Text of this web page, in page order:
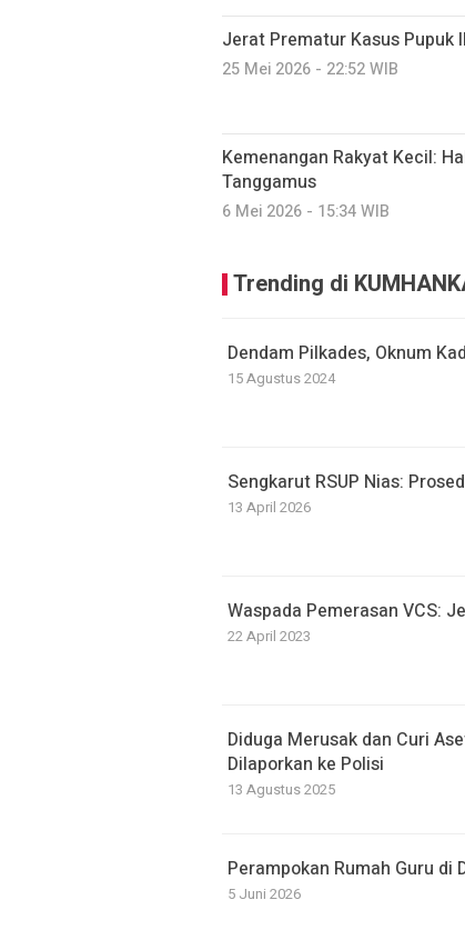
Jerat Prematur Kasus Pupuk
25 Mei 2026 - 22:52 WIB
Kemenangan Rakyat Kecil:
Tanggamus
6 Mei 2026 - 15:34 WIB
Trending di
Dendam Pilkades, Oknum
15 Agustus 2024
Sengkarut RSUP Nias:
13 April 2026
Waspada Pemerasan VCS:
22 April 2023
Diduga Merusak dan Curi
Dilaporkan ke Polisi
13 Agustus 2025
Perampokan Rumah Guru di
5 Juni 2026